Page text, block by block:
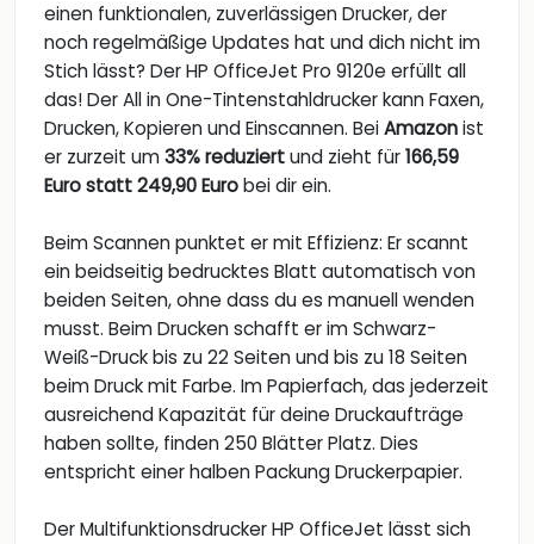
einen funktionalen, zuverlässigen Drucker, der
noch regelmäßige Updates hat und dich nicht im
Stich lässt? Der HP OfficeJet Pro 9120e erfüllt all
das! Der All in One-Tintenstahldrucker kann Faxen,
Drucken, Kopieren und Einscannen. BeiAmazonist
er zurzeit um33% reduziertund zieht für166,59
Euro statt 249,90 Eurobei dir ein.
Beim Scannen punktet er mit Effizienz: Er scannt
ein beidseitig bedrucktes Blatt automatisch von
beiden Seiten, ohne dass du es manuell wenden
musst. Beim Drucken schafft er im Schwarz-
Weiß-Druck bis zu 22 Seiten und bis zu 18 Seiten
beim Druck mit Farbe. Im Papierfach, das jederzeit
ausreichend Kapazität für deine Druckaufträge
haben sollte, finden 250 Blätter Platz. Dies
entspricht einer halben Packung Druckerpapier.
Der Multifunktionsdrucker HP OfficeJet lässt sich